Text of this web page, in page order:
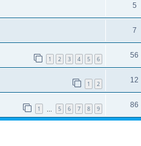
5
7
1 2 3 4 5 6
56
1 2
12
1 5 6 7 8 9
86